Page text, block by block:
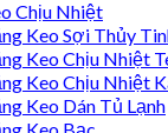
Chịu Nhiệt
Keo Sợi Thủy
Keo Chịu Nhiệt
Keo Chịu Nhiệt
Keo Dán Tủ Lạnh